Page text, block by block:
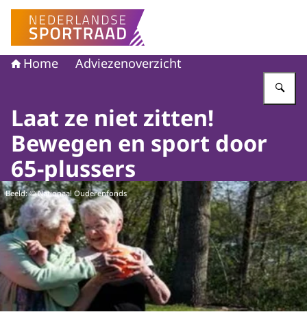
Naar de homepage van Nederlandse Sportraad
Home Adviezenoverzicht
Laat ze niet zitten!
Bewegen en sport door
65-plussers
Beeld: © Nationaal Ouderenfonds